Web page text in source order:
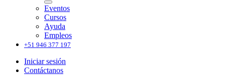
Eventos
Cursos
Ayuda
Empleos
+51 946 377 197
Iniciar sesión
Contáctanos